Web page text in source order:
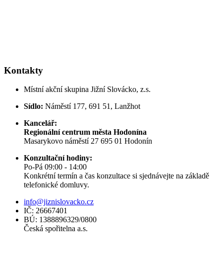
Kontakty
Místní akční skupina Jižní Slovácko, z.s.
Sídlo: Náměstí 177, 691 51, Lanžhot
Kancelář:
Regionální centrum města Hodonína
Masarykovo náměstí 27 695 01 Hodonín
Konzultační hodiny:
Po-Pá 09:00 - 14:00
Konkrétní termín a čas konzultace si sjednávejte na základě
telefonické domluvy.
info@jiznislovacko.cz
IČ: 26667401
BÚ: 1388896329/0800
Česká spořitelna a.s.